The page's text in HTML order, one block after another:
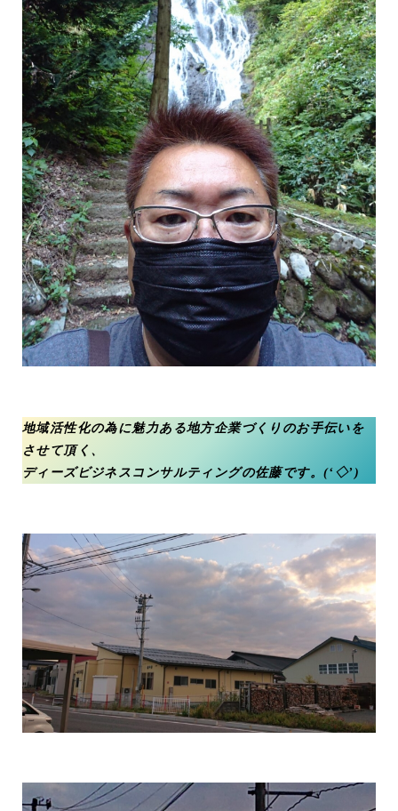
地域活性化の為に魅力ある地方企業づくりのお手伝いを
させて頂く、
ディーズビジネスコンサルティングの佐藤です。(‘◇’)ゞ